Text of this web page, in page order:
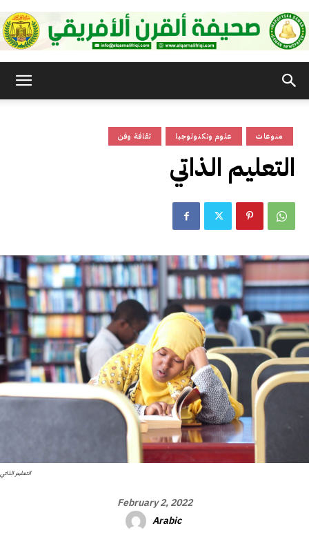
القرن
الأفريقي
ثقافة وفن علوم وتكنولوجيا منوعات
التعليم الذاتي
التعليم الذاتي
February 2, 2022
Arabic